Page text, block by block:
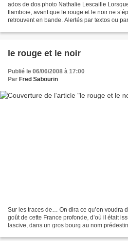
ados de dos photo Nathalie Lescaille
flamboie, avant que le rouge et le noir ne
retrouvent en bande. Alertés par textos ou
le rouge et le noir
Publié le 06/06/2008 à 17:00
Par Fred Sabourin
Sur les traces de… On dira ce qu’on voudra
goût de cette France profonde, d’où il était
lascive, dans un gros bourg au nom